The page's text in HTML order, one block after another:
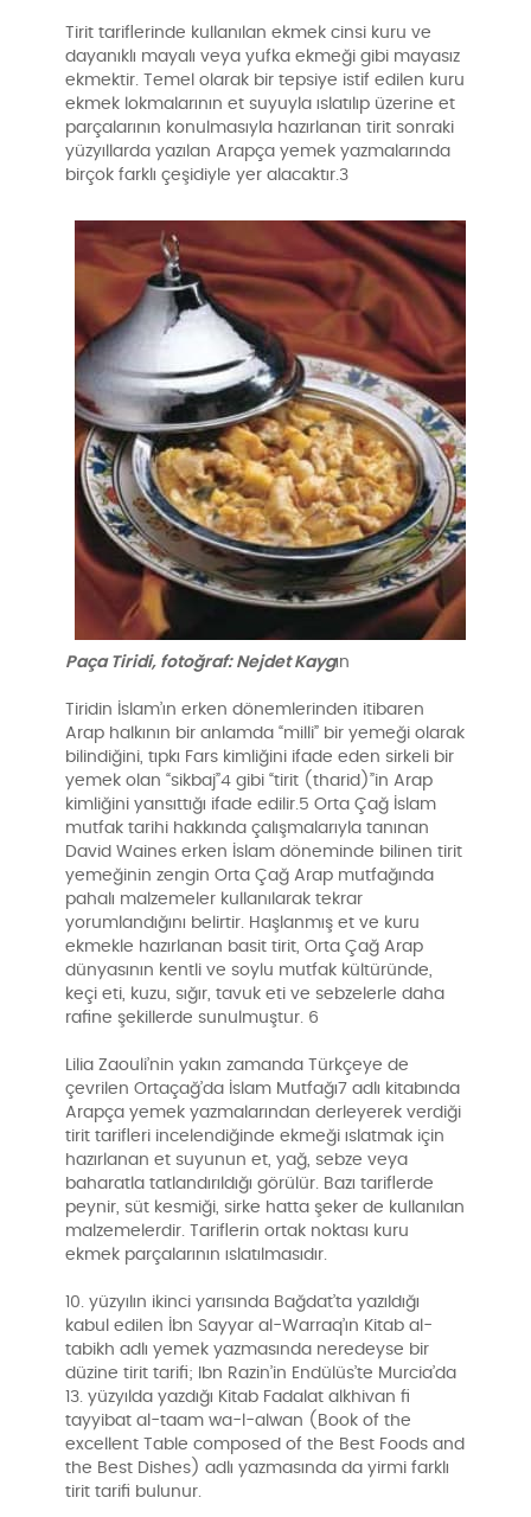
Tirit tariflerinde kullanılan ekmek cinsi kuru ve
dayanıklı mayalı veya yufka ekmeği gibi mayasız
ekmektir. Temel olarak bir tepsiye istif edilen kuru
ekmek lokmalarının et suyuyla ıslatılıp üzerine et
parçalarının konulmasıyla hazırlanan tirit sonraki
yüzyıllarda yazılan Arapça yemek yazmalarında
birçok farklı çeşidiyle yer alacaktır.3
Paça Tiridi, fotoğraf: Nejdet Kaygın
Tiridin İslam’ın erken dönemlerinden itibaren
Arap halkının bir anlamda “milli” bir yemeği olarak
bilindiğini, tıpkı Fars kimliğini ifade eden sirkeli bir
yemek olan “sikbaj”4 gibi “tirit (tharid)”in Arap
kimliğini yansıttığı ifade edilir.5 Orta Çağ İslam
mutfak tarihi hakkında çalışmalarıyla tanınan
David Waines erken İslam döneminde bilinen tirit
yemeğinin zengin Orta Çağ Arap mutfağında
pahalı malzemeler kullanılarak tekrar
yorumlandığını belirtir. Haşlanmış et ve kuru
ekmekle hazırlanan basit tirit, Orta Çağ Arap
dünyasının kentli ve soylu mutfak kültüründe,
keçi eti, kuzu, sığır, tavuk eti ve sebzelerle daha
rafine şekillerde sunulmuştur. 6
Lilia Zaouli’nin yakın zamanda Türkçeye de
çevrilen Ortaçağ’da İslam Mutfağı7 adlı kitabında
Arapça yemek yazmalarından derleyerek verdiği
tirit tarifleri incelendiğinde ekmeği ıslatmak için
hazırlanan et suyunun et, yağ, sebze veya
baharatla tatlandırıldığı görülür. Bazı tariflerde
peynir, süt kesmiği, sirke hatta şeker de kullanılan
malzemelerdir. Tariflerin ortak noktası kuru
ekmek parçalarının ıslatılmasıdır.
10. yüzyılın ikinci yarısında Bağdat’ta yazıldığı
kabul edilen İbn Sayyar al-Warraq’ın Kitab al-
tabikh adlı yemek yazmasında neredeyse bir
düzine tirit tarifi; Ibn Razin’in Endülüs’te Murcia’da
13. yüzyılda yazdığı Kitab Fadalat alkhivan fi
tayyibat al-taam wa-l-alwan (Book of the
excellent Table composed of the Best Foods and
the Best Dishes) adlı yazmasında da yirmi farklı
tirit tarifi bulunur.